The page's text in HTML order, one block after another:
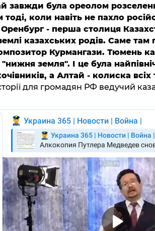
завжди була ореолом
тоді, коли навіть не пахло
- перша столиця
казахських родів. Саме
Курмангази. Тюмень
земля". І це була
а Алтай - колиска
для громадян РФ ведучий